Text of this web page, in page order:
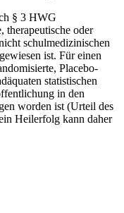
§ 3 HWG
therapeutische oder
schulmedizinischen
ist. Für einen
Placebo-
statistischen
in den
worden ist (Urteil des
Heilerfolg kann daher